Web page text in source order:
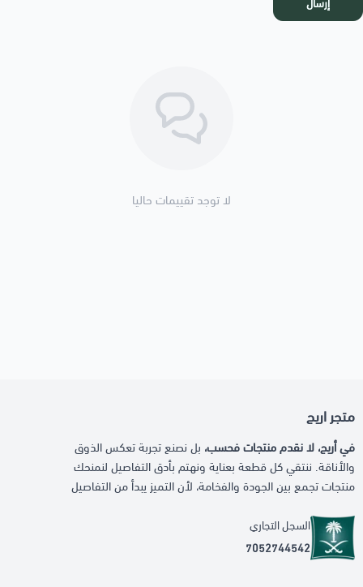
إرسال
لا توجد تقييمات حاليا
متجر اريج
في أريج، لا نقدم منتجات فحسب، بل نصنع تجربة تعكس الذوق
والأناقة. ننتقي كل قطعة بعناية ونهتم بأدق التفاصيل لنمنحك
منتجات تجمع بين الجودة والفخامة، لأن التميز يبدأ من التفاصيل
السجل التجاري
7052744542